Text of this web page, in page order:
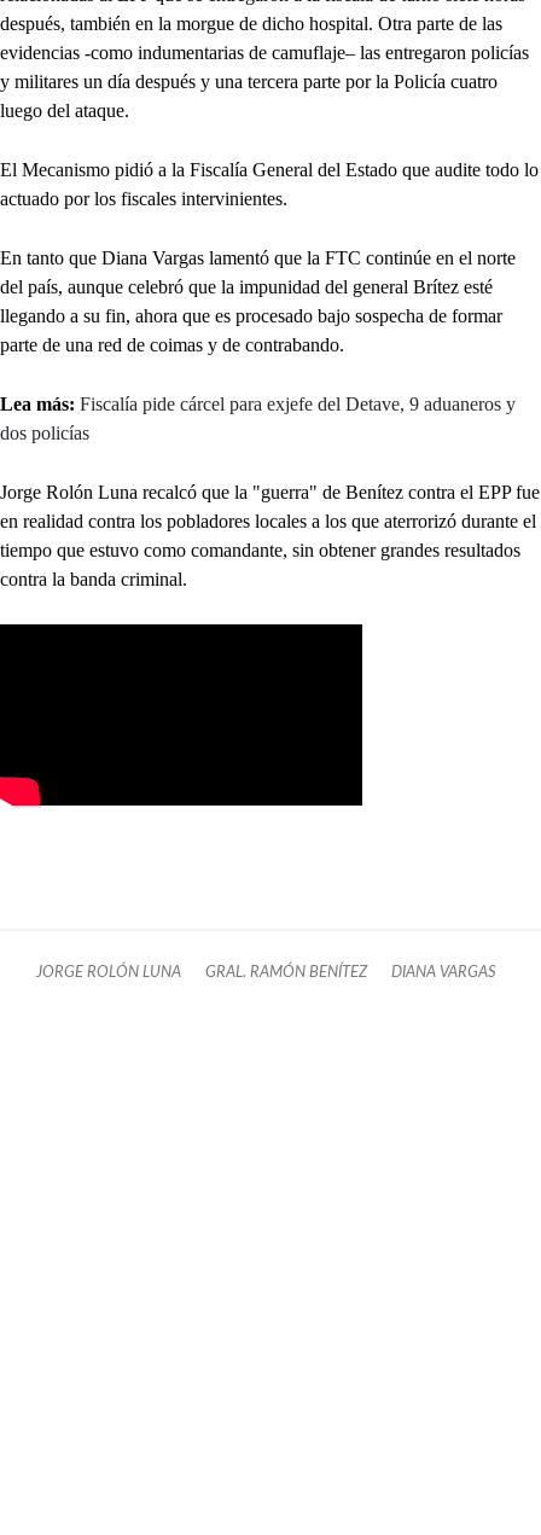
después, también en la morgue de dicho hospital. Otra parte de las
evidencias -como indumentarias de camuflaje– las entregaron policías
y militares un día después y una tercera parte por la Policía cuatro
luego del ataque.
El Mecanismo pidió a la Fiscalía General del Estado que audite todo lo
actuado por los fiscales intervinientes.
En tanto que Diana Vargas lamentó que la FTC continúe en el norte
del país, aunque celebró que la impunidad del general Brítez esté
llegando a su fin, ahora que es procesado bajo sospecha de formar
parte de una red de coimas y de contrabando.
Lea más: Fiscalía pide cárcel para exjefe del Detave, 9 aduaneros y
dos policías
Jorge Rolón Luna recalcó que la "guerra" de Benítez contra el EPP fue
en realidad contra los pobladores locales a los que aterrorizó durante el
tiempo que estuvo como comandante, sin obtener grandes resultados
contra la banda criminal.
JORGE ROLÓN LUNA GRAL. RAMÓN BENÍTEZ DIANA VARGAS